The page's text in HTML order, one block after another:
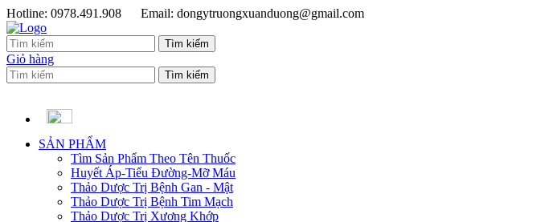
Hotline: 0978.491.908 Email: dongytruongxuanduong@gmail.com
Giỏ hàng
SẢN PHẨM
Tìm Sản Phẩm Theo Tên Thuốc
Huyết Áp-Tiểu Đường-Mỡ Máu
Thảo Dược Trị Bệnh Gan - Mật
Thảo Dược Trị Bệnh Tim Mạch
Thảo Dược Trị Xương Khớp